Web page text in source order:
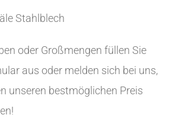
Stahlblech
oder Großmengen füllen Sie
aus oder melden sich bei uns,
unseren bestmöglichen Preis